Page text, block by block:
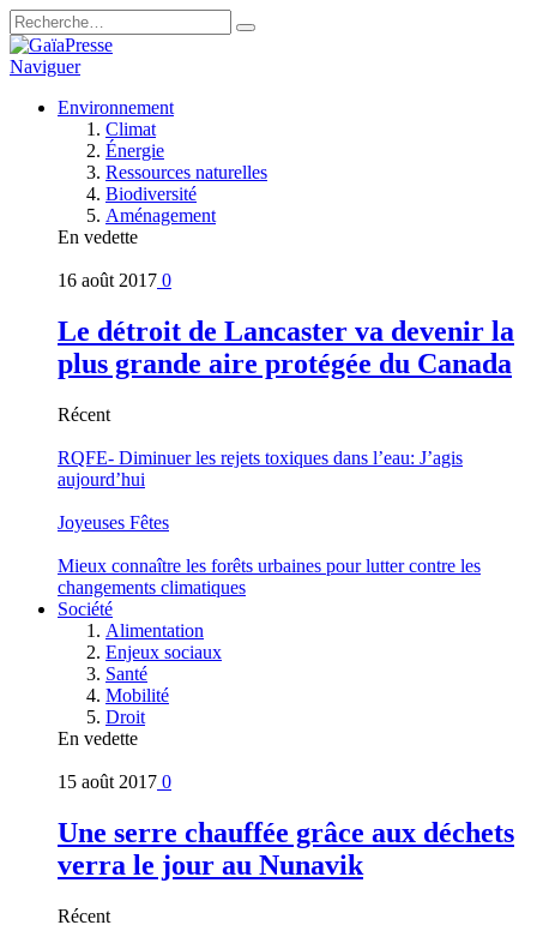
Naviguer
Environnement
Climat
Énergie
Ressources naturelles
Biodiversité
Aménagement
En vedette
16 août 2017 0
Le détroit de Lancaster va devenir la
plus grande aire protégée du Canada
Récent
RQFE- Diminuer les rejets toxiques dans l’eau: J’agis
aujourd’hui
Joyeuses Fêtes
Mieux connaître les forêts urbaines pour lutter contre les
changements climatiques
Société
Alimentation
Enjeux sociaux
Santé
Mobilité
Droit
En vedette
15 août 2017 0
Une serre chauffée grâce aux déchets
verra le jour au Nunavik
Récent